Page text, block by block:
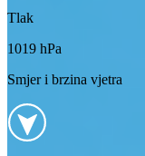
Tlak
1019 hPa
Smjer i brzina vjetra